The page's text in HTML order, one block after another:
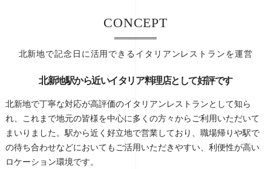
北新地で記念日に活用できるイタリアンレストランを運営
CONCEPT
北新地駅から近いイタリア料理店として好評です
北新地で丁寧な対応が高評価のイタリアンレストランとして知ら
れ、これまで地元の皆様を中心に多くの方々からご利用いただいて
まいりました。駅から近く好立地で営業しており、職場帰りや駅で
の待ち合わせなどにおいてもご活用いただきやすい、利便性が高い
ロケーション環境です。